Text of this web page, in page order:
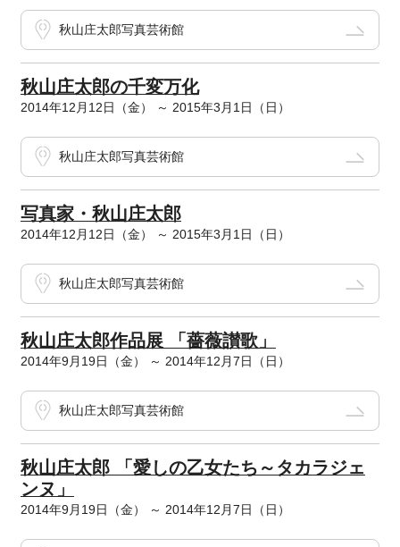
秋山庄太郎写真芸術館
秋山庄太郎の千変万化
2014年12月12日（金） ～ 2015年3月1日（日）
秋山庄太郎写真芸術館
写真家・秋山庄太郎
2014年12月12日（金） ～ 2015年3月1日（日）
秋山庄太郎写真芸術館
秋山庄太郎作品展 「薔薇讃歌」
2014年9月19日（金） ～ 2014年12月7日（日）
秋山庄太郎写真芸術館
秋山庄太郎 「愛しの乙女たち～タカラジェ
ンヌ」
2014年9月19日（金） ～ 2014年12月7日（日）